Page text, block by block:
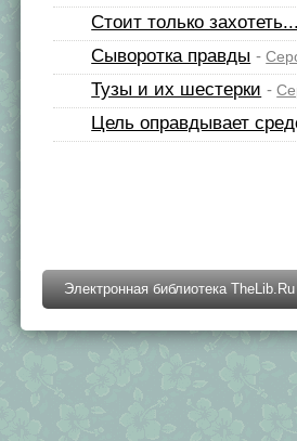
Стоит только захотеть...
Сыворотка правды -
Тузы и их шестерки -
Цель оправдывает
Электронная библиотека